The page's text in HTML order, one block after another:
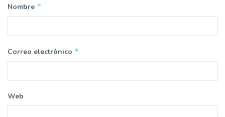
Nombre *
Correo electrónico *
Web